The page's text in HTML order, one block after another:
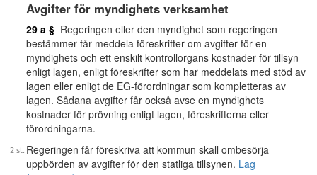
Avgifter för myndighets verksamhet
29 a § Regeringen eller den myndighet som regeringen
bestämmer får meddela föreskrifter om avgifter för en
myndighets och ett enskilt kontrollorgans kostnader för tillsyn
enligt lagen, enligt föreskrifter som har meddelats med stöd av
lagen eller enligt de EG-förordningar som kompletteras av
lagen. Sådana avgifter får också avse en myndighets
kostnader för prövning enligt lagen, föreskrifterna eller
förordningarna.
Regeringen får föreskriva att kommun skall ombesörja
uppbörden av avgifter för den statliga tillsynen. Lag